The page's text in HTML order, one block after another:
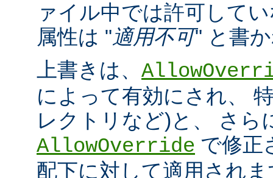
ァイル中では許可して
属性は "適用不可" と書
上書きは、
によって有効にされ、
レクトリなど)と、 さら
AllowOverride で修正
配下に対して適用され